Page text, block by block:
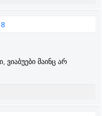
8
ვიაბუები მაინც არ